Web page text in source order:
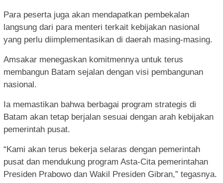
Para peserta juga akan mendapatkan pembekalan
langsung dari para menteri terkait kebijakan nasional
yang perlu diimplementasikan di daerah masing-masing.
Amsakar menegaskan komitmennya untuk terus
membangun Batam sejalan dengan visi pembangunan
nasional.
Ia memastikan bahwa berbagai program strategis di
Batam akan tetap berjalan sesuai dengan arah kebijakan
pemerintah pusat.
“Kami akan terus bekerja selaras dengan pemerintah
pusat dan mendukung program Asta-Cita pemerintahan
Presiden Prabowo dan Wakil Presiden Gibran,” tegasnya.